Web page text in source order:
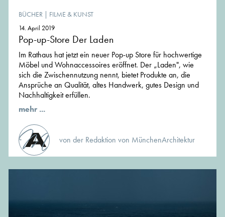
BÜCHER | FILME & KUNST
14. April 2019
Pop-up-Store Der Laden
Im Rathaus hat jetzt ein neuer Pop-up Store für hochwertige
Möbel und Wohnaccessoires eröffnet. Der „Laden", wie
sich die Zwischennutzung nennt, bietet Produkte an, die
Ansprüche an Qualität, altes Handwerk, gutes Design und
Nachhaltigkeit erfüllen.
mehr ...
von der Redaktion von MünchenArchitektur